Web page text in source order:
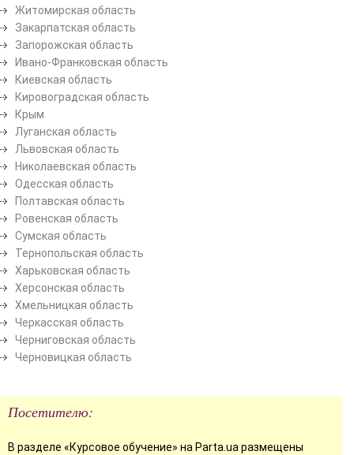
Житомирская область
Закарпатская область
Запорожская область
Ивано-Франковская область
Киевская область
Кировоградская область
Крым
Луганская область
Львовская область
Николаевская область
Одесская область
Полтавская область
Ровенская область
Сумская область
Тернопольская область
Харьковская область
Херсонская область
Хмельницкая область
Черкасская область
Черниговская область
Черновицкая область
Посетителю:
В разделе «Курсовое обучение» на Parta.ua размещены